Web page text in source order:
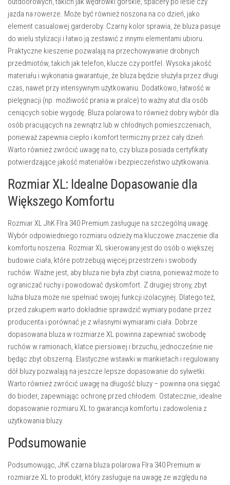
jazda na rowerze. Może być również noszona na co dzień, jako
element casualowej garderoby. Czarny kolor sprawia, że bluza pasuje
do wielu stylizacji i łatwo ją zestawić z innymi elementami ubioru.
Praktyczne kieszenie pozwalają na przechowywanie drobnych
przedmiotów, takich jak telefon, klucze czy portfel. Wysoka jakość
materiału i wykonania gwarantuje, że bluza będzie służyła przez długi
czas, nawet przy intensywnym użytkowaniu. Dodatkowo, łatwość w
pielęgnacji (np. możliwość prania w pralce) to ważny atut dla osób
ceniących sobie wygodę. Bluza polarowa to również dobry wybór dla
osób pracujących na zewnątrz lub w chłodnych pomieszczeniach,
ponieważ zapewnia ciepło i komfort termiczny przez cały dzień.
Warto również zwrócić uwagę na to, czy bluza posiada certyfikaty
potwierdzające jakość materiałów i bezpieczeństwo użytkowania.
Rozmiar XL: Idealne Dopasowanie dla
Większego Komfortu
Rozmiar XL JhK Flra 340 Premium zasługuje na szczególną uwagę.
Wybór odpowiedniego rozmiaru odzieży ma kluczowe znaczenie dla
komfortu noszenia. Rozmiar XL skierowany jest do osób o większej
budowie ciała, które potrzebują więcej przestrzeni i swobody
ruchów. Ważne jest, aby bluza nie była zbyt ciasna, ponieważ może to
ograniczać ruchy i powodować dyskomfort. Z drugiej strony, zbyt
luźna bluza może nie spełniać swojej funkcji izolacyjnej. Dlatego też,
przed zakupem warto dokładnie sprawdzić wymiary podane przez
producenta i porównać je z własnymi wymiarami ciała. Dobrze
dopasowana bluza w rozmiarze XL powinna zapewniać swobodę
ruchów w ramionach, klatce piersiowej i brzuchu, jednocześnie nie
będąc zbyt obszerną. Elastyczne wstawki w mankietach i regulowany
dół bluzy pozwalają na jeszcze lepsze dopasowanie do sylwetki.
Warto również zwrócić uwagę na długość bluzy – powinna ona sięgać
do bioder, zapewniając ochronę przed chłodem. Ostatecznie, idealne
dopasowanie rozmiaru XL to gwarancja komfortu i zadowolenia z
użytkowania bluzy.
Podsumowanie
Podsumowując, JhK czarna bluza polarowa Flra 340 Premium w
rozmiarze XL to produkt, który zasługuje na uwagę ze względu na